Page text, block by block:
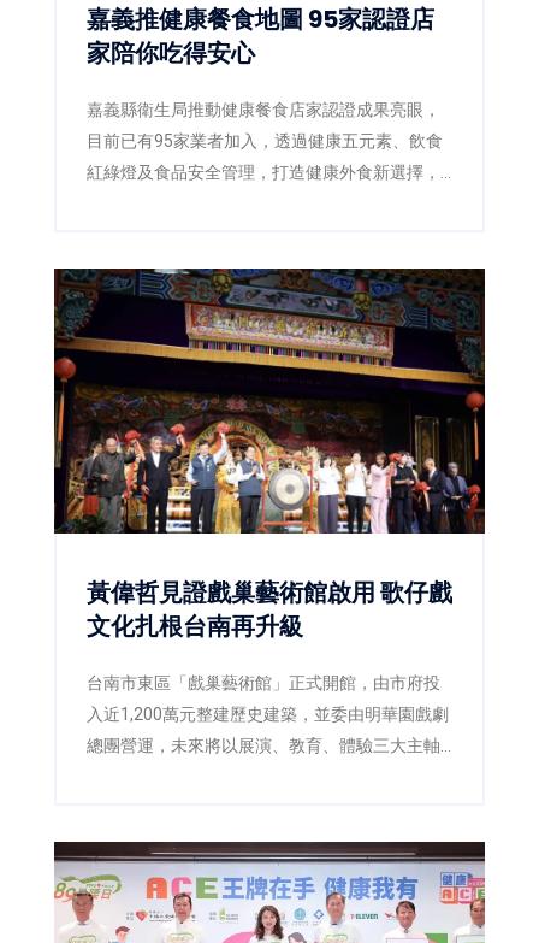
嘉義推健康餐食地圖 95家認證店
家陪你吃得安心
嘉義縣衛生局推動健康餐食店家認證成果亮眼，
目前已有95家業者加入，透過健康五元素、飲食
紅綠燈及食品安全管理，打造健康外食新選擇，
黃偉哲見證戲巢藝術館啟用 歌仔戲
文化扎根台南再升級
台南市東區「戲巢藝術館」正式開館，由市府投
入近1,200萬元整建歷史建築，並委由明華園戲劇
總團營運，未來將以展演、教育、體驗三大主軸